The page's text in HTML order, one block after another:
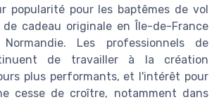
popularité pour les baptêmes de vol
cadeau originale en Île-de-France
Les professionnels de
de travailler à la création
plus performants, et l'intérêt pour
cesse de croître, notamment dans